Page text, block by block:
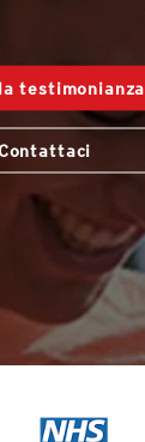
testimonianza